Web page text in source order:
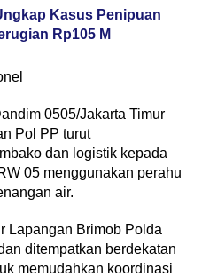
Kasus Penipuan
Rp105 M
0505/Jakarta Timur
Pol PP turut
dan logistik kepada
05 menggunakan perahu
air.
Lapangan Brimob Polda
ditempatkan berdekatan
memudahkan koordinasi